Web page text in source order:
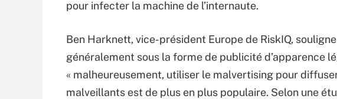
pour infecter la machine de l’internaute.
Ben Harknett, vice-président Europe de RiskIQ,
généralement sous la forme de publicité d’apparence
« malheureusement, utiliser le malvertising pour
malveillants est de plus en plus populaire. Selon une